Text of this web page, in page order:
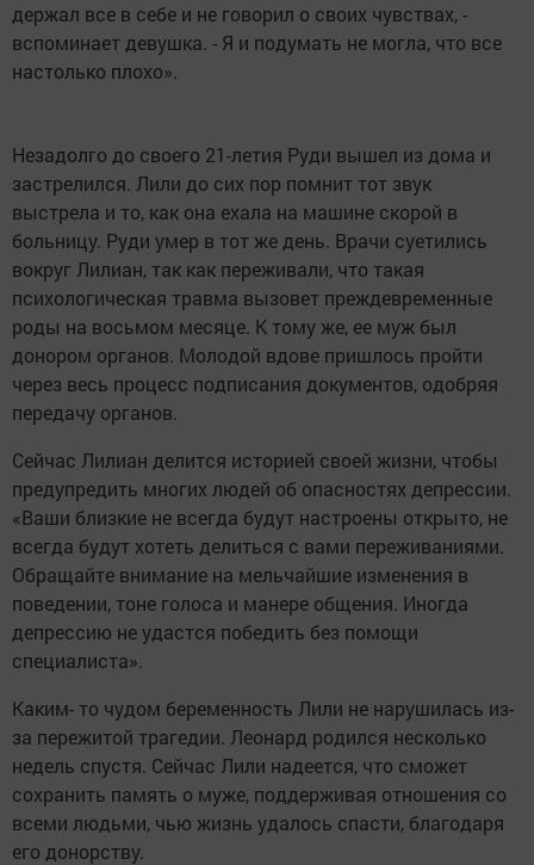
держал все в себе и не говорил о своих чувствах, -
вспоминает девушка. - Я и подумать не могла, что все
настолько плохо».
Незадолго до своего 21-летия Руди вышел из дома и
застрелился. Лили до сих пор помнит тот звук
выстрела и то, как она ехала на машине скорой в
больницу. Руди умер в тот же день. Врачи суетились
вокруг Лилиан, так как переживали, что такая
психологическая травма вызовет преждевременные
роды на восьмом месяце. К тому же, ее муж был
донором органов. Молодой вдове пришлось пройти
через весь процесс подписания документов, одобряя
передачу органов.
Сейчас Лилиан делится историей своей жизни, чтобы
предупредить многих людей об опасностях депрессии.
«Ваши близкие не всегда будут настроены открыто, не
всегда будут хотеть делиться с вами переживаниями.
Обращайте внимание на мельчайшие изменения в
поведении, тоне голоса и манере общения. Иногда
депрессию не удастся победить без помощи
специалиста».
Каким- то чудом беременность Лили не нарушилась из-
за пережитой трагедии. Леонард родился несколько
недель спустя. Сейчас Лили надеется, что сможет
сохранить память о муже, поддерживая отношения со
всеми людьми, чью жизнь удалось спасти, благодаря
его донорству.